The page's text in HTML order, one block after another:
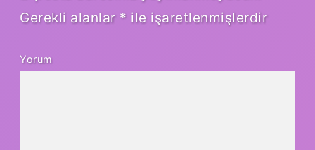
Gerekli alanlar * ile işaretlenmişlerdir
Yorum